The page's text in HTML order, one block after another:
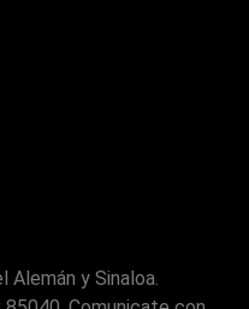
y Sinaloa.